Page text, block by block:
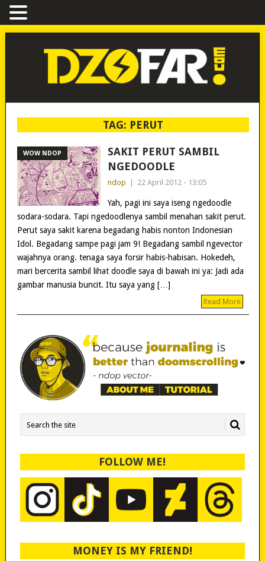
TAG: PERUT
WOW NDOP
SAKIT PERUT SAMBIL
NGEDOODLE
ndop 22 April 2012 - 13:05
Yah, pagi ini saya iseng ngedoodle
sodara-sodara. Tapi ngedoodlenya sambil menahan sakit perut.
Perut saya sakit karena begadang habis nonton Indonesian
Idol. Begadang sampe pagi jam 9! Begadang sambil ngevector
wajahnya orang. tenaga saya forsir habis-habisan. Hokedeh,
mari bercerita sambil lihat doodle saya di bawah ini ya: Jadi ada
gambar manusia buncit. Itu saya yang […]
Read More
FOLLOW ME!
MONEY IS MY FRIEND!